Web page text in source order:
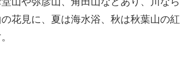
花見に、夏は海水浴、秋は秋葉山の紅